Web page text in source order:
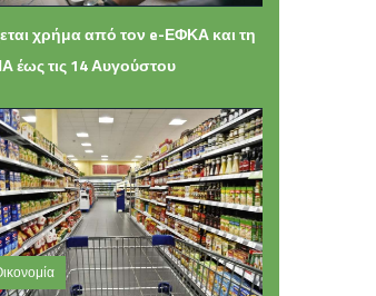
Σάββατο 08 Αυγούστου 2026 11:16
χρήμα από τον e-ΕΦΚΑ και τη
έως τις 14 Αυγούστου